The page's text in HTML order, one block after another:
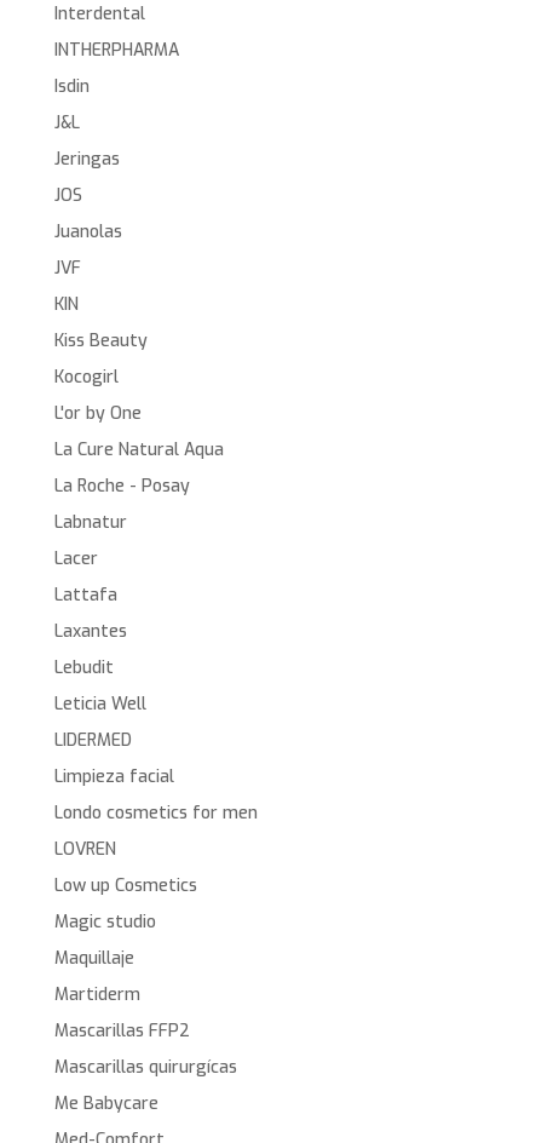
Interdental
INTHERPHARMA
Isdin
J&L
Jeringas
JOS
Juanolas
JVF
KIN
Kiss Beauty
Kocogirl
L'or by One
La Cure Natural Aqua
La Roche - Posay
Labnatur
Lacer
Lattafa
Laxantes
Lebudit
Leticia Well
LIDERMED
Limpieza facial
Londo cosmetics for men
LOVREN
Low up Cosmetics
Magic studio
Maquillaje
Martiderm
Mascarillas FFP2
Mascarillas quirurgícas
Me Babycare